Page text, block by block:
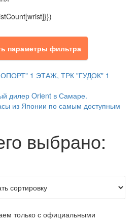
параметры фильтра
1 ЭТАЖ, ТРК "ГУДОК" 1
дилер Orient в Самаре.
из Японии по самым доступным
выбрано:
только с официальными